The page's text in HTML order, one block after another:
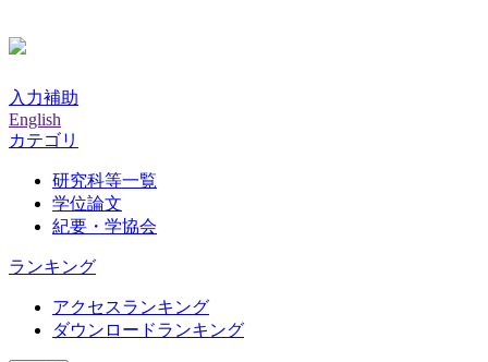
入力補助
English
カテゴリ
研究科等一覧
学位論文
紀要・学協会
ランキング
アクセスランキング
ダウンロードランキング